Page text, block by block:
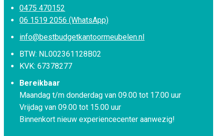
0475 470152
06 1519 2056 (WhatsApp)
info@bestbudgetkantoormeubelen.nl
BTW: NL002361128B02
KVK: 67378277
Bereikbaar
Maandag t/m donderdag van 09.00 tot 17.00 uur
Vrijdag van 09.00 tot 15.00 uur
Binnenkort nieuw experiencecenter aanwezig!